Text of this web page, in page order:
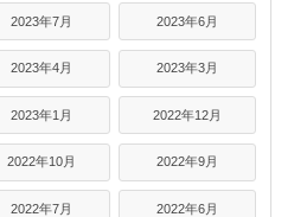
2023年7月 2023年6月
2023年4月 2023年3月
2023年1月 2022年12月
2022年10月 2022年9月
2022年7月 2022年6月